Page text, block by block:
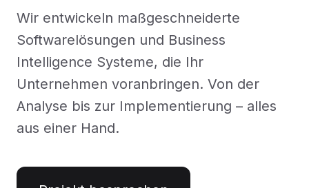
Wir entwickeln maßgeschneiderte
Softwarelösungen und Business
Intelligence Systeme, die Ihr
Unternehmen voranbringen. Von der
Analyse bis zur Implementierung – alles
aus einer Hand.